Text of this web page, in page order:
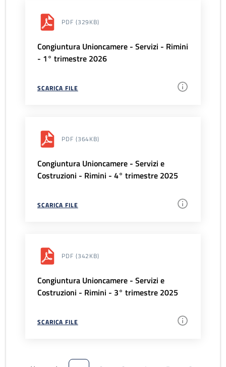
PDF (329KB)
Congiuntura Unioncamere - Servizi - Rimini
- 1° trimestre 2026
SCARICA FILE
PDF (364KB)
Congiuntura Unioncamere - Servizi e
Costruzioni - Rimini - 4° trimestre 2025
SCARICA FILE
PDF (342KB)
Congiuntura Unioncamere - Servizi e
Costruzioni - Rimini - 3° trimestre 2025
SCARICA FILE